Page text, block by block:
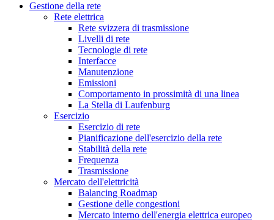
Gestione della rete
Rete elettrica
Rete svizzera di trasmissione
Livelli di rete
Tecnologie di rete
Interfacce
Manutenzione
Emissioni
Comportamento in prossimità di una linea
La Stella di Laufenburg
Esercizio
Esercizio di rete
Pianificazione dell'esercizio della rete
Stabilità della rete
Frequenza
Trasmissione
Mercato dell'elettricità
Balancing Roadmap
Gestione delle congestioni
Mercato interno dell'energia elettrica europeo